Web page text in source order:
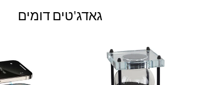
גאדג'טים דומים